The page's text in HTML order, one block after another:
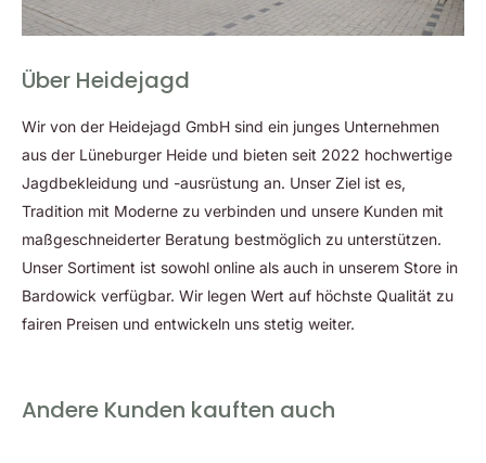
ob Sie durch tiefe Pfützen waten oder sich durch feuchtes
geschützt.
verstellbarem Gurt: Ermöglicht eine einfache Anpassung,
sorgt für einen sicheren Halt um Ihren Fuß und
Unterschenkel.
Diese Gummistiefel von Hart sind die perfekte Wahl für Jäger,
Hundetrainer und alle, die ihre Zeit gerne im Freien
verbringen. Sie bieten nicht nur Schutz vor den Elementen,
sondern auch langanhaltenden Komfort, Halt und Vielseitigkeit
Über Heidejagd
Wir von der Heidejagd GmbH sind ein junges Unternehmen
aus der Lüneburger Heide und bieten seit 2022 hochwertige
Jagdbekleidung und -ausrüstung an. Unser Ziel ist es,
Tradition mit Moderne zu verbinden und unsere Kunden mit
maßgeschneiderter Beratung bestmöglich zu unterstützen.
Unser Sortiment ist sowohl online als auch in unserem Store in
Bardowick verfügbar. Wir legen Wert auf höchste Qualität zu
fairen Preisen und entwickeln uns stetig weiter.
Andere Kunden kauften auch